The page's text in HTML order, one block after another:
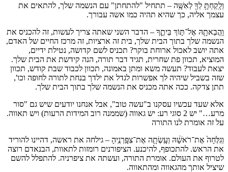
וְלָֽקַחְתָּ֥ לְךָ֖ לְאִשָּֽׁה – תתחיל "להתחתן" עם הנשמה שלך, להתאים את
עצמך אליה, כך שהיא תהיה כמו אשה עבורך.
וַֽהֲבֵאתָ֖הּ אֶל־תּ֣וֹךְ בֵּיתֶ֑ךָ – הדבר השני שאתה צריך לעשות, זה להכניס את
הנשמה שלך בתוך הבית שלך, בית זה ארציות, זה מרכז החיים של האדם,
אתה יושב לאכול ארוחת בוקר? תכניס לשם קדושה, נטילת ידיים,
המוציא, תכוון פת שחרית, תגיד דבר תורה, הנה קידשת את הבית שלך.
יצאת לעבוד? תעשה משא ומתן באמונה, תכוון לכבוד שבת קודש, תכוון
שזה בשביל שיהיה לך אפשרות לגדל את ילדך בנחת לתורה לחופה וכו',
תתן צדקה. ככה אתה מכניס את הנשמה שלך בתוך הבית שלך.
אלא שעד עכשיו עסקנו ב"עשה טוב", אבל אנחנו יודעים שיש גם "סור
מרע…" יש 2 סוגי רע: יש גאווה (שממנה רוב המידות הרעות) ויש תאווה.
על זה אומרת לנו התורה
וְגִלְּחָה֙ אֶת־רֹאשָׁ֔הּ וְעָֽשְׂתָ֖ה אֶת־צִפָּֽרְנֶֽיהָ – גילחה את ראשה, דהיינו להוריד
את הראש. להתכופף, להיכנע. הציפורנים רומזות לתאוות, הבנאדם רוצה
לטרוף את העולם. אומרת התורה, ועשתה את ציפרניה. להתפלל להשם
שיציל אותך מהגאווה ומהתאווה.